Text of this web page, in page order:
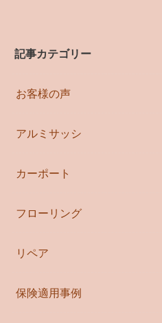
記事カテゴリー
お客様の声
アルミサッシ
カーポート
フローリング
リペア
保険適用事例